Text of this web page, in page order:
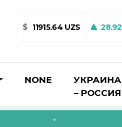
$ 11915.64 UZS 28.92
NONE
УКРАИНА
– РОССИЯ